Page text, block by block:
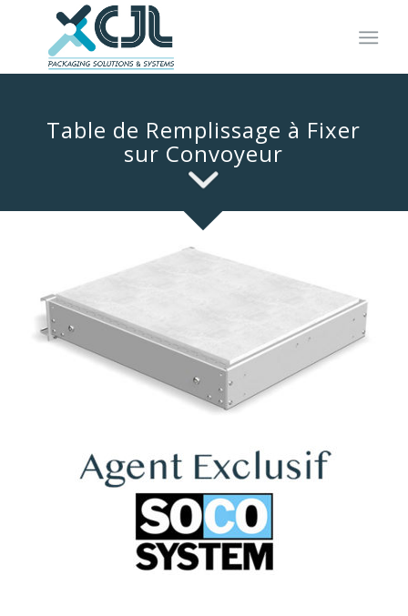
Table de Remplissage à Fixer
sur Convoyeur